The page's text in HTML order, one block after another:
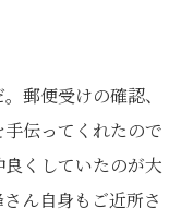
郵便受けの確認、
伝ってくれたので
くしていたのが大
ん自身もご近所さ